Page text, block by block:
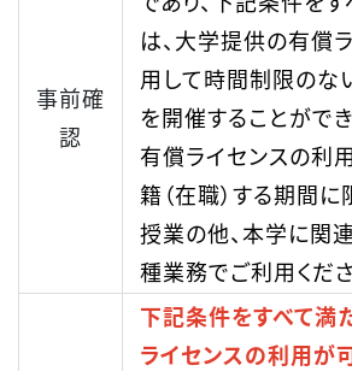
事前確
認
は、大学提供の有償
用して時間制限のな
を開催することがで
有償ライセンスの利
籍（在職）する期間に
授業の他、本学に関
種業務でご利用くださ
下記条件をすべて満
ライセンスの利用が